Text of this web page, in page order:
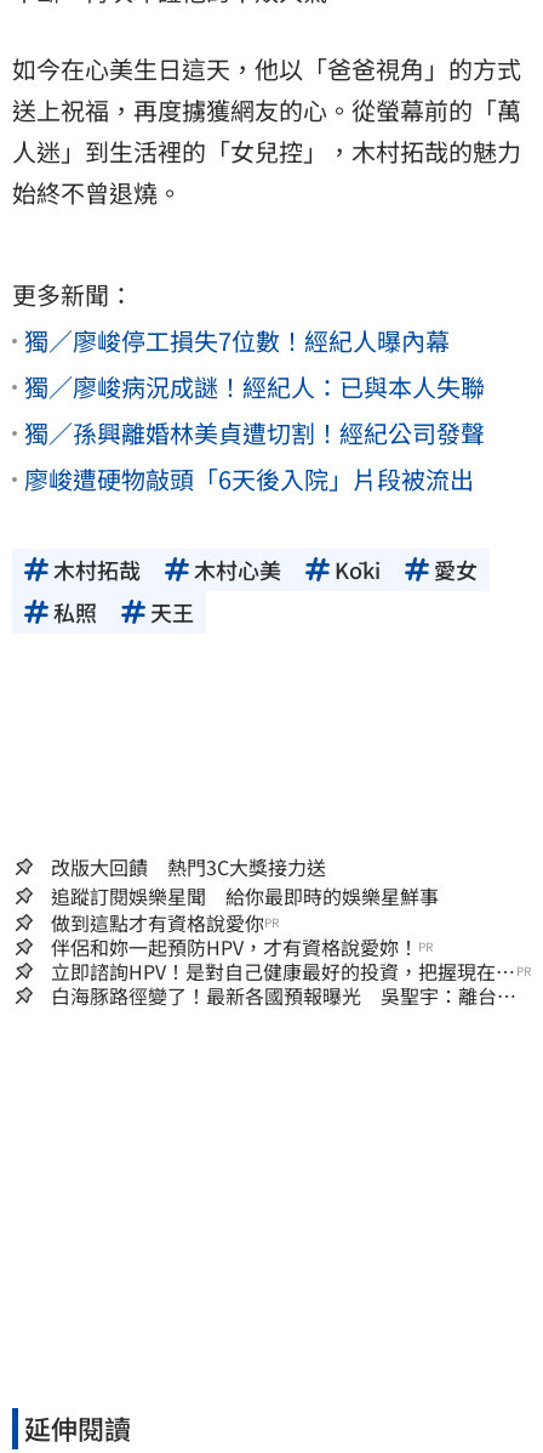
如今在心美生日這天，他以「爸爸視角」的方式
送上祝福，再度擄獲網友的心。從螢幕前的「萬
人迷」到生活裡的「女兒控」，木村拓哉的魅力
始終不曾退燒。
更多新聞：
獨／廖峻停工損失7位數！經紀人曝內幕
獨／廖峻病況成謎！經紀人：已與本人失聯
獨／孫興離婚林美貞遭切割！經紀公司發聲
廖峻遭硬物敲頭「6天後入院」片段被流出
木村拓哉 木村心美 Kōki
愛女
私照
天王
改版大回饋 熱門3C大獎接力送
追蹤訂閱娛樂星聞 給你最即時的娛樂星鮮事
做到這點才有資格說愛你PR
伴侶和妳一起預防HPV，才有資格說愛妳！ PR
立即諮詢HPV！是對自己健康最好的投資，把握現在不
嫌晚！
PR
白海豚路徑變了！最新各國預報曝光 吳聖宇：離台灣
延伸閱讀